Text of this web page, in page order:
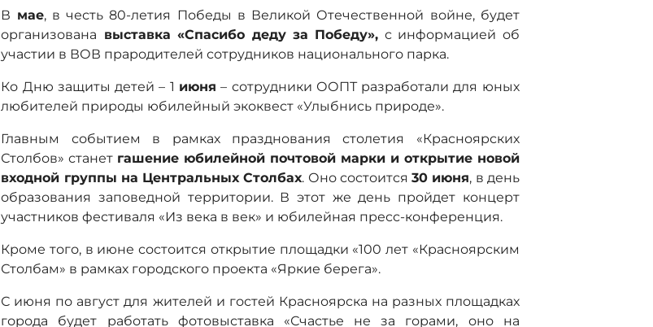
В мае, в честь 80-летия Победы в Великой Отечественной войне, будет
организована выставка «Спасибо деду за Победу», с информацией об
участии в ВОВ прародителей сотрудников национального парка.
Ко Дню защиты детей – 1 июня – сотрудники ООПТ разработали для юных
любителей природы юбилейный экоквест «Улыбнись природе».
Главным событием в рамках празднования столетия «Красноярских
Столбов» станет гашение юбилейной почтовой марки и открытие новой
входной группы на Центральных Столбах. Оно состоится30 июня, в день
образования заповедной территории. В этот же день пройдет концерт
участников фестиваля «Из века в век» и юбилейная пресс-конференция.
Кроме того, в июне состоится открытие площадки «100 лет «Красноярским
Столбам» в рамках городского проекта «Яркие берега».
С июня по август для жителей и гостей Красноярска на разных площадках
города будет работать фотовыставка «Счастье не за горами, оно на